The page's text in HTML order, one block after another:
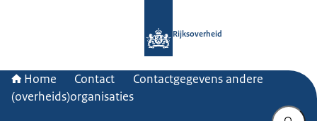
Rijksoverheid
Home Contact
Contactgegevens andere
(overheids)organisaties